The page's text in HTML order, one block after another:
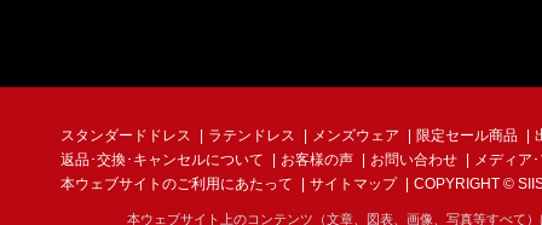
スタンダードドレス ラテンドレス メンズウェア 限定セール商品
返品･交換･キャンセルについて
お客様の声 お問い合わせ
メディア
本ウェブサイトのご利用にあたって
サイトマップ COPYRIGHT ©
本ウェブサイト上のコンテンツ（文章、図表、画像、写真等すべて